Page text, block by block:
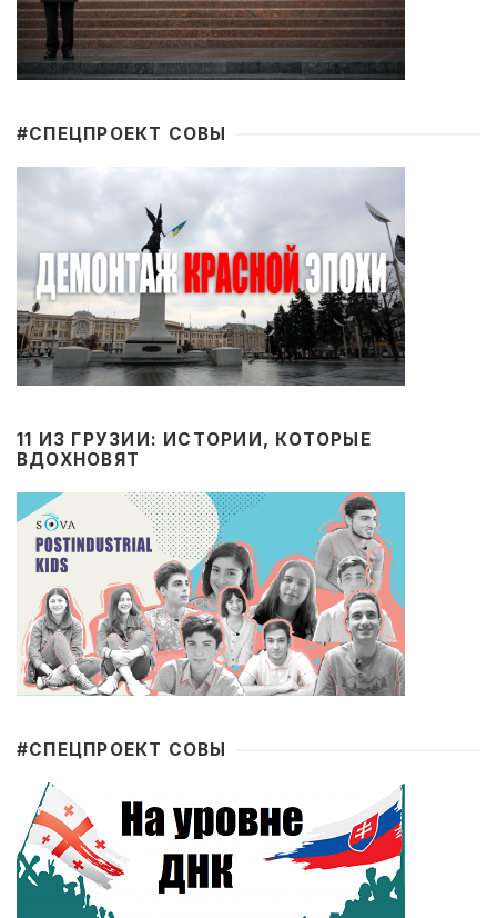
#CПЕЦПРОЕКТ СОВЫ
11 ИЗ ГРУЗИИ: ИСТОРИИ, КОТОРЫЕ
ВДОХНОВЯТ
#CПЕЦПРОЕКТ СОВЫ